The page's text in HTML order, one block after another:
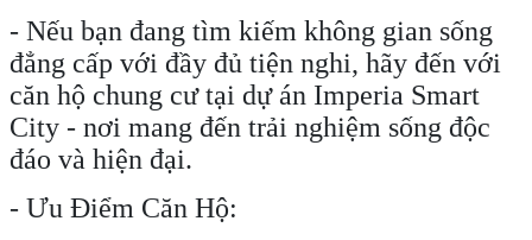
- Nếu bạn đang tìm kiếm không gian sống
đẳng cấp với đầy đủ tiện nghi, hãy đến với
căn hộ chung cư tại dự án Imperia Smart
City - nơi mang đến trải nghiệm sống độc
đáo và hiện đại.
- Ưu Điểm Căn Hộ: